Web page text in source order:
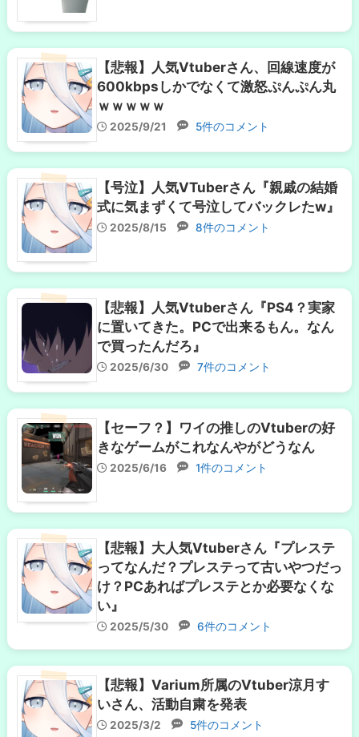
【悲報】人気Vtuberさん、回線速度が
600kbpsしかでなくて激怒ぷんぷん丸
ｗｗｗｗｗ
2025/9/21 5件のコメント
【号泣】人気VTuberさん『親戚の結婚
式に気まずくて号泣してバックレたw』
2025/8/15 8件のコメント
【悲報】人気Vtuberさん『PS4？実家
に置いてきた。PCで出来るもん。なん
で買ったんだろ』
2025/6/30 7件のコメント
【セーフ？】ワイの推しのVtuberの好
きなゲームがこれなんやがどうなん
2025/6/16 1件のコメント
【悲報】大人気Vtuberさん『プレステ
ってなんだ？プレステって古いやつだっ
け？PCあればプレステとか必要なくな
い』
2025/5/30 6件のコメント
【悲報】Varium所属のVtuber涼月す
いさん、活動自粛を発表
2025/3/2 5件のコメント